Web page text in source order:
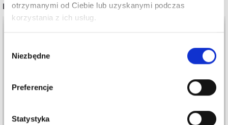
otrzymanymi od Ciebie lub uzyskanymi podczas
korzystania z ich usług.
zgody
Niezbędne
Preferencje
Statystyka
INNI TEŻ WIDZIELI